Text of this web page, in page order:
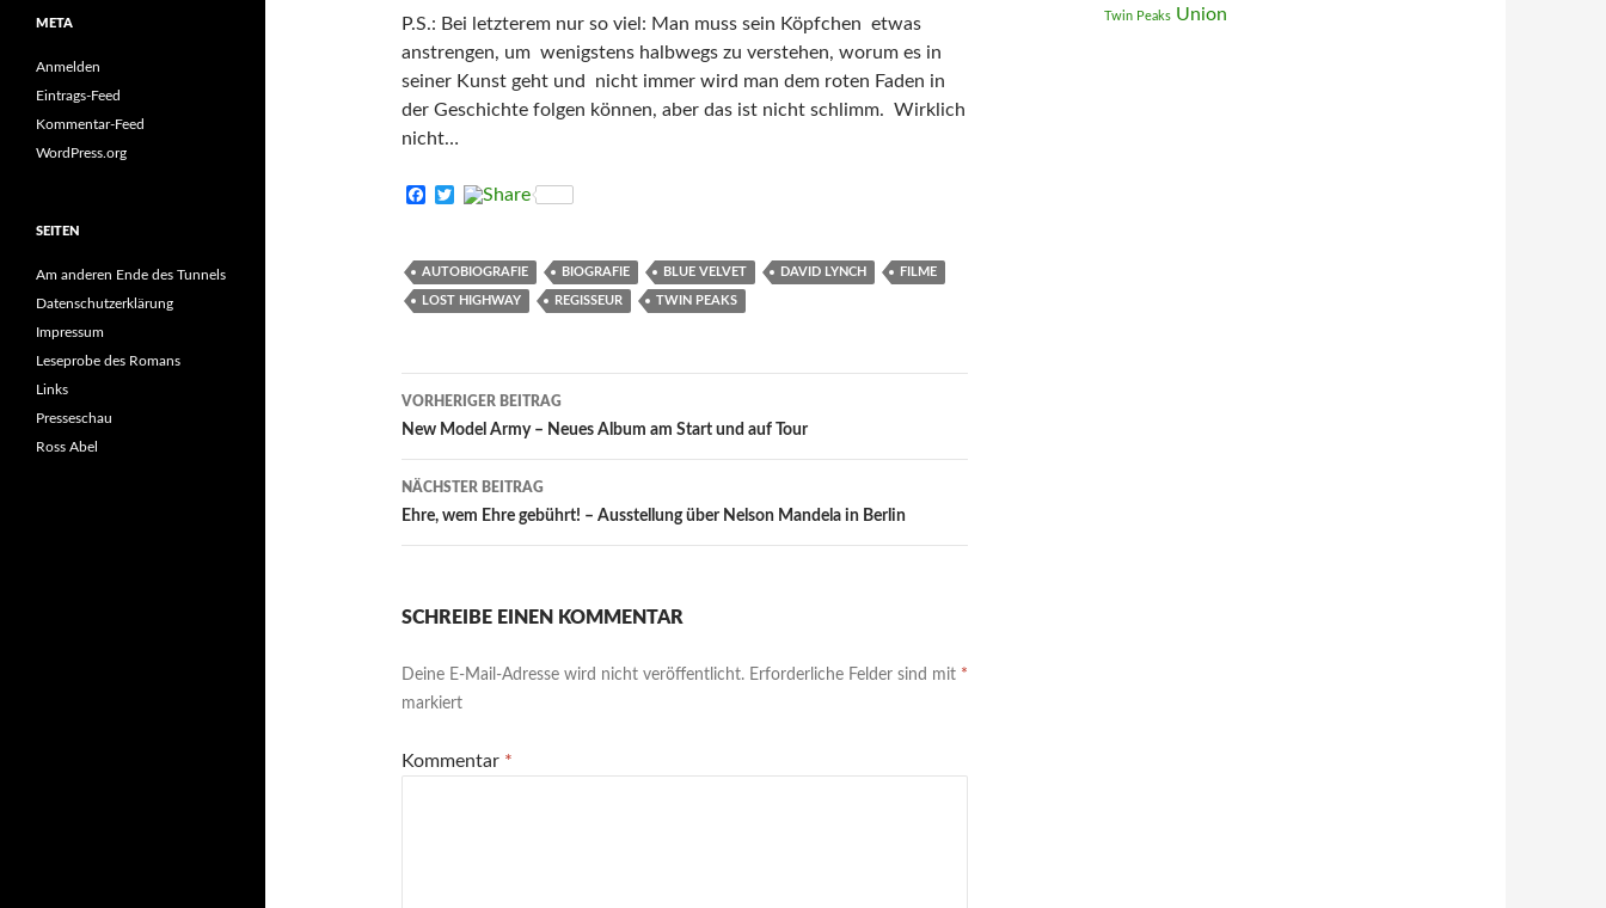
P.S.: Bei letzterem nur so viel: Man muss sein Köpfchen etwas
anstrengen, um wenigstens halbwegs zu verstehen, worum es in
seiner Kunst geht und nicht immer wird man dem roten Faden in
der Geschichte folgen können, aber das ist nicht schlimm. Wirklich
nicht…
b
o
o
t
e
r
AUTOBIOGRAFIE BIOGRAFIE BLUE VELVET DAVID LYNCH FILME
LOST HIGHWAY REGISSEUR TWIN PEAKS
Beitrags-
Navigation
VORHERIGER BEITRAG
New Model Army – Neues Album am Start und auf Tour
NÄCHSTER BEITRAG
Ehre, wem Ehre gebührt! – Ausstellung über Nelson Mandela in Berlin
SCHREIBE EINEN KOMMENTAR
Deine E-Mail-Adresse wird nicht veröffentlicht. Erforderliche Felder sind mit *
markiert
Kommentar *
Twin Peaks Union
META
Anmelden
Eintrags-Feed
Kommentar-Feed
WordPress.org
SEITEN
Am anderen Ende des Tunnels
Datenschutzerklärung
Impressum
Leseprobe des Romans
Links
Presseschau
Ross Abel